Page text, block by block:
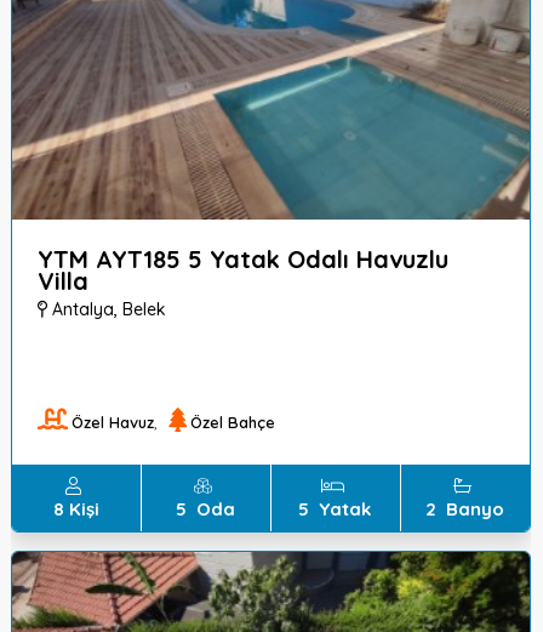
YTM AYT185 5 Yatak Odalı Havuzlu
Villa
Antalya, Belek
Özel Havuz, Özel Bahçe
8 Kişi 5 Oda 5 Yatak 2 Banyo